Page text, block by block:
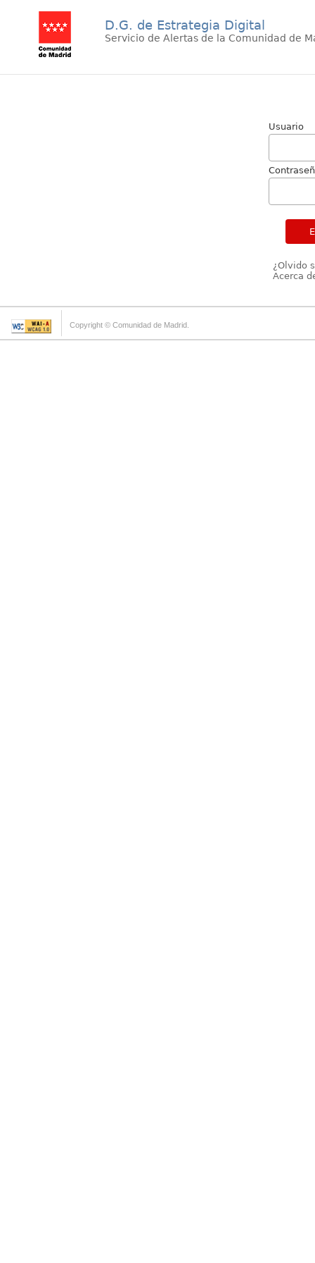
D.G. de Estrategia Digital
Servicio de Alertas de la Comunidad de
Usuario
¿Olvido
Acerca
Copyright © Comunidad de Madrid.